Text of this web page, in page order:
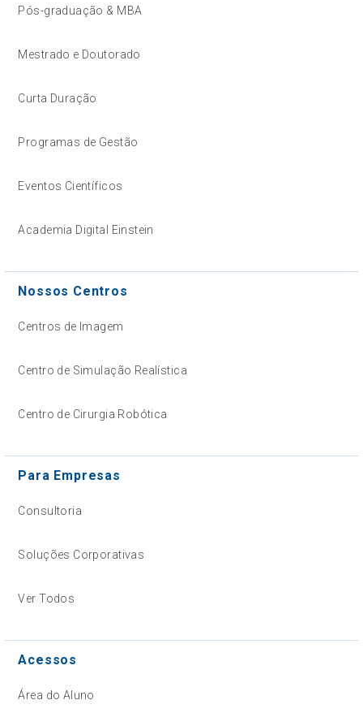
Pós-graduação & MBA
Mestrado e Doutorado
Curta Duração
Programas de Gestão
Eventos Científicos
Academia Digital Einstein
Nossos Centros
Centros de Imagem
Centro de Simulação Realística
Centro de Cirurgia Robótica
Para Empresas
Consultoria
Soluções Corporativas
Ver Todos
Acessos
Área do Aluno